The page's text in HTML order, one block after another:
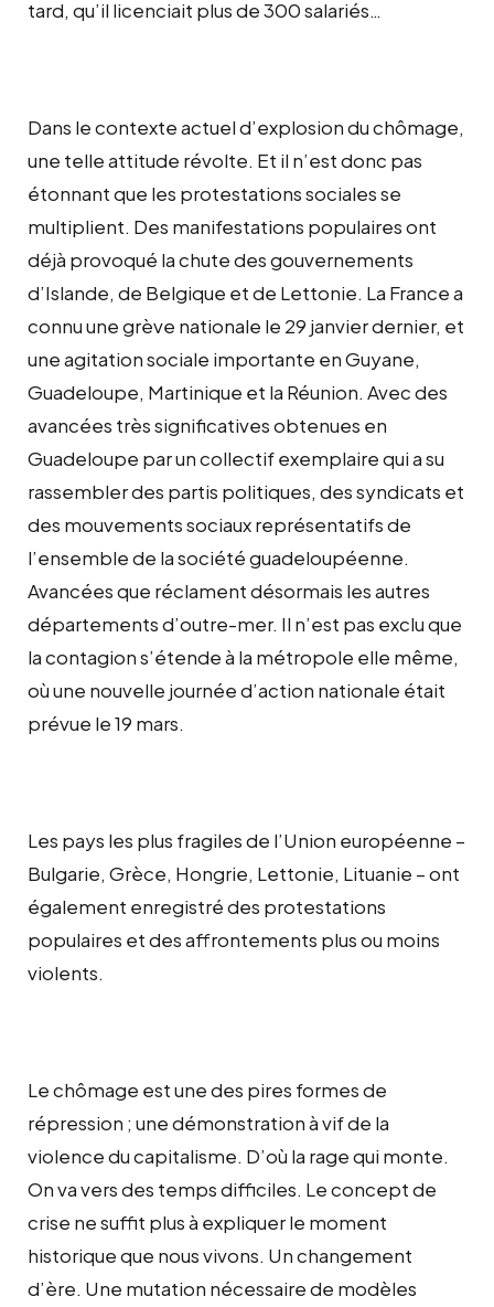
tard, qu’il licenciait plus de 300 salariés…
Dans le contexte actuel d’explosion du chômage,
une telle attitude révolte. Et il n’est donc pas
étonnant que les protestations sociales se
multiplient. Des manifestations populaires ont
déjà provoqué la chute des gouvernements
d’Islande, de Belgique et de Lettonie. La France a
connu une grève nationale le 29 janvier dernier, et
une agitation sociale importante en Guyane,
Guadeloupe, Martinique et la Réunion. Avec des
avancées très significatives obtenues en
Guadeloupe par un collectif exemplaire qui a su
rassembler des partis politiques, des syndicats et
des mouvements sociaux représentatifs de
l’ensemble de la société guadeloupéenne.
Avancées que réclament désormais les autres
départements d’outre-mer. Il n’est pas exclu que
la contagion s’étende à la métropole elle même,
où une nouvelle journée d’action nationale était
prévue le 19 mars.
Les pays les plus fragiles de l’Union européenne –
Bulgarie, Grèce, Hongrie, Lettonie, Lituanie – ont
également enregistré des protestations
populaires et des affrontements plus ou moins
violents.
Le chômage est une des pires formes de
répression ; une démonstration à vif de la
violence du capitalisme. D’où la rage qui monte.
On va vers des temps difficiles. Le concept de
crise ne suffit plus à expliquer le moment
historique que nous vivons. Un changement
d’ère. Une mutation nécessaire de modèles